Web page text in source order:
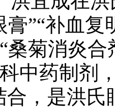
膏”“补血
桑菊消炎合
中药制剂
合，是洪氏